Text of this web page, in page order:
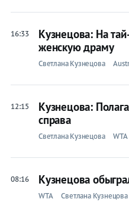
16:33
Кузнецова: На
женскую драму
Светлана Кузнецова
12:15
Кузнецова:
справа
Светлана Кузнецова WTA
08:16 Кузнецова
WTA Светлана Кузнецова
Бокс
Игры